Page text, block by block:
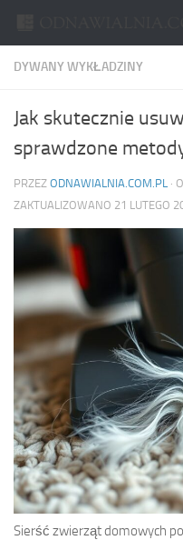
DYWANY WYKŁADZINY
Jak skutecznie
sprawdzone
PRZEZ ODNAWIALNIA.COM.PL ·
ZAKTUALIZOWANO 21 LUTEGO
Sierść zwierząt domowych